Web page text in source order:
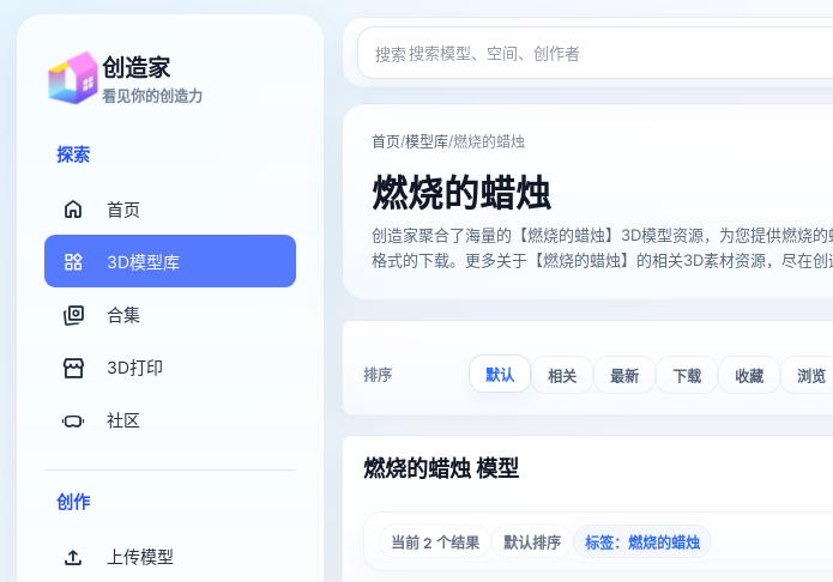
创造家
看见你的创造力
探索
首页
3D模型库
合集
3D打印
社区
创作
上传模型
搜索
首页/模型库/燃烧的蜡烛
燃烧的蜡烛
创造家聚合了海量的【燃烧的蜡烛】3D模型资源，为您提供燃
格式的下载。更多关于【燃烧的蜡烛】的相关3D素材资源，尽在
排序 默认 相关 最新 下载 收藏 浏览
燃烧的蜡烛 模型
当前 2 个结果 默认排序 标签：燃烧的蜡烛